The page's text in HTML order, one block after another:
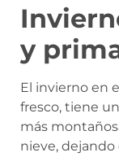
y
El invierno en
fresco, tiene un
más
nieve, dejando